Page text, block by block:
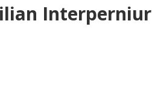
Interperniur